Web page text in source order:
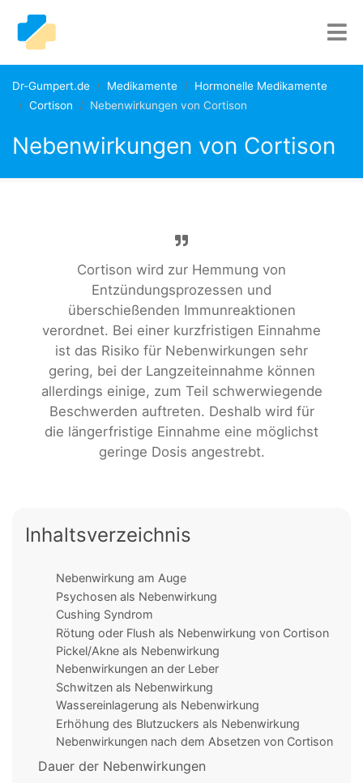
Dr-Gumpert.de Medikamente
Hormonelle Medikamente
Cortison
Nebenwirkungen von Cortison
Nebenwirkungen von Cortison
Cortison wird zur Hemmung von
Entzündungsprozessen und
überschießenden Immunreaktionen
verordnet. Bei einer kurzfristigen Einnahme
ist das Risiko für Nebenwirkungen sehr
gering, bei der Langzeiteinnahme können
allerdings einige, zum Teil schwerwiegende
Beschwerden auftreten. Deshalb wird für
die längerfristige Einnahme eine möglichst
geringe Dosis angestrebt.
Inhaltsverzeichnis
Nebenwirkung am Auge
Psychosen als Nebenwirkung
Cushing Syndrom
Rötung oder Flush als Nebenwirkung von Cortison
Pickel/Akne als Nebenwirkung
Nebenwirkungen an der Leber
Schwitzen als Nebenwirkung
Wassereinlagerung als Nebenwirkung
Erhöhung des Blutzuckers als Nebenwirkung
Nebenwirkungen nach dem Absetzen von Cortison
Dauer der Nebenwirkungen